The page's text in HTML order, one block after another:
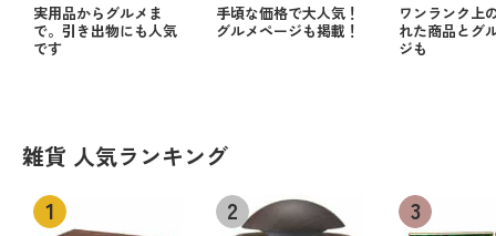
実用品からグルメま
で。引き出物にも人気
です
手頃な価格で大人気！
グルメページも掲載！
ワンランク上
れた商品とグ
ジも
雑貨 人気ランキング